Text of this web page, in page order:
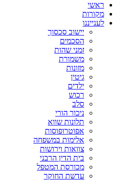
ראשי
מקורות
לענייננו
יישוב סכסוך
הסכמים
זמני שהות
משמורת
מזונות
גיטין
ילדים
רכוש
סלב
ניכור הורי
תלונות שווא
אפוטרופוסות
אלימות במשפחה
צוואות וירושות
בית הדין הרבני
מכורסת המטפל
עדשת החוקר